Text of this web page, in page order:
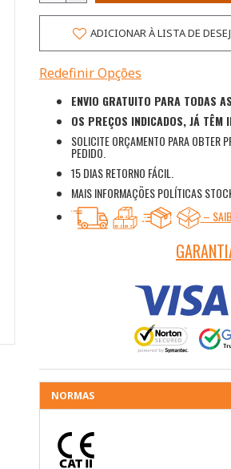
Redefinir Opções
ADICIONAR À LISTA DE
ENVIO GRATUITO PARA TODAS
OS PREÇOS INDICADOS, JÁ TÊM
SOLICITE ORÇAMENTO PARA OBTER
PEDIDO.
15 DIAS RETORNO FÁCIL.
MAIS INFORMAÇÕES POLÍTICAS
–
NORMAS